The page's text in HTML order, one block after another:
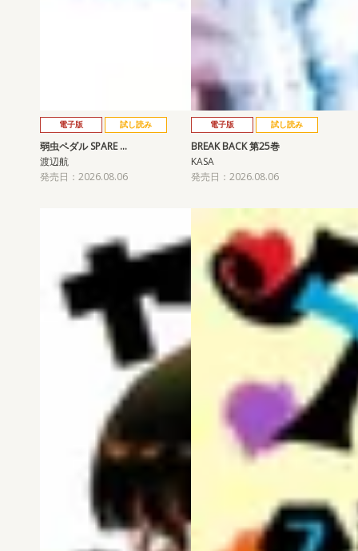
電子版 試し読み
弱虫ペダル SPARE …
渡辺航
発売日：2026.08.06
電子版 試し読み
BREAK BACK 第25巻
KASA
発売日：2026.08.06